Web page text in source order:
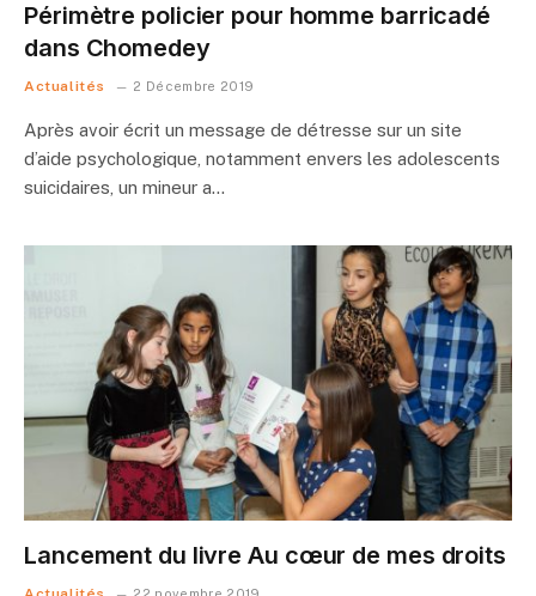
Périmètre policier pour homme barricadé
dans Chomedey
Actualités 2 Décembre 2019
Après avoir écrit un message de détresse sur un site
d’aide psychologique, notamment envers les adolescents
suicidaires, un mineur a…
Lancement du livre Au cœur de mes droits
22 novembre 2019